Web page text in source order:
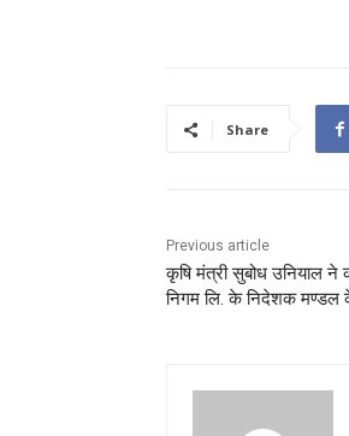
Share
Previous article
कृषि मंत्री सुबोध उनियाल ने
निगम लि. के निदेशक